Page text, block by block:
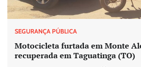
SEGURANÇA PÚBLICA
Motocicleta furtada em Monte
recuperada em Taguatinga (TO)